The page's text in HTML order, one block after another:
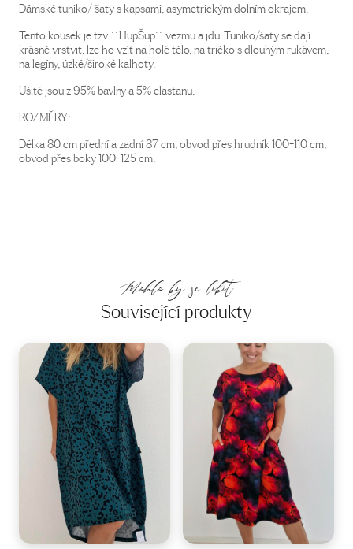
Dámské tuniko/ šaty s kapsami, asymetrickým dolním okrajem.
Tento kousek je tzv. ´´HupŠup´´ vezmu a jdu. Tuniko/šaty se dají
krásně vrstvit, lze ho vzít na holé tělo, na tričko s dlouhým rukávem,
na legíny, úzké/široké kalhoty.
Ušité jsou z 95% bavlny a 5% elastanu.
ROZMĚRY:
Délka 80 cm přední a zadní 87 cm, obvod přes hrudník 100-110 cm,
obvod přes boky 100-125 cm.
Mohlo by se líbit
Související produkty
Velikost:44-50 Velikost: 44-50